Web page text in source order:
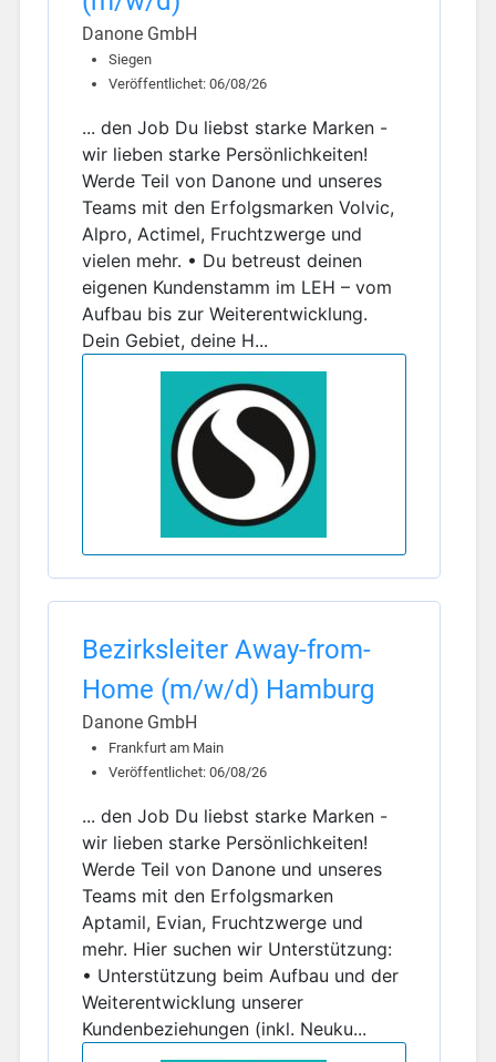
Danone GmbH
Siegen
Veröffentlichet: 06/08/26
... den Job Du liebst starke Marken -
wir lieben starke Persönlichkeiten!
Werde Teil von Danone und unseres
Teams mit den Erfolgsmarken Volvic,
Alpro, Actimel, Fruchtzwerge und
vielen mehr. • Du betreust deinen
eigenen Kundenstamm im LEH – vom
Aufbau bis zur Weiterentwicklung.
Dein Gebiet, deine H...
Bezirksleiter Away-from-
Home (m/w/d) Hamburg
Danone GmbH
Frankfurt am Main
Veröffentlichet: 06/08/26
... den Job Du liebst starke Marken -
wir lieben starke Persönlichkeiten!
Werde Teil von Danone und unseres
Teams mit den Erfolgsmarken
Aptamil, Evian, Fruchtzwerge und
mehr. Hier suchen wir Unterstützung:
• Unterstützung beim Aufbau und der
Weiterentwicklung unserer
Kundenbeziehungen (inkl. Neuku...